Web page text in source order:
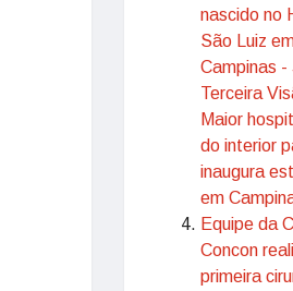
nascido no
São Luiz
Campinas -
Terceira
Maior
do interior
inaugura
em
Equipe da
Concon
primeira